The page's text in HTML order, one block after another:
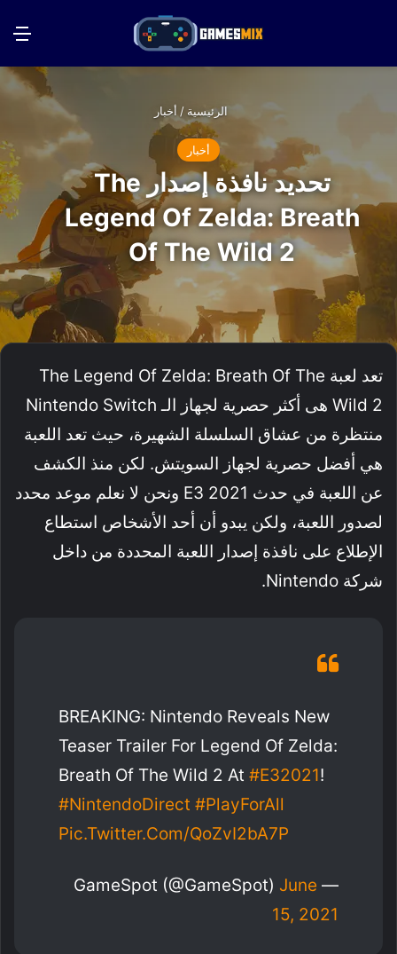
الرئيسية / أخبار
أخبار
تحديد نافذة إصدار The
Legend Of Zelda: Breath
Of The Wild 2
تعد لعبة The Legend Of Zelda: Breath Of The
Wild 2 هى أكثر حصرية لجهاز الـ Nintendo Switch
منتظرة من عشاق السلسلة الشهيرة، حيث تعد اللعبة
هي أفضل حصرية لجهاز السويتش. لكن منذ الكشف
عن اللعبة في حدث E3 2021 ونحن لا نعلم موعد محدد
لصدور اللعبة، ولكن يبدو أن أحد الأشخاص استطاع
الإطلاع على نافذة إصدار اللعبة المحددة من داخل
شركة Nintendo.
BREAKING: Nintendo Reveals New
Teaser Trailer For Legend Of Zelda:
Breath Of The Wild 2 At #E32021!
#NintendoDirect #PlayForAll
Pic.twitter.com/QoZvI2bA7P
— GameSpot (@GameSpot)
June
15, 2021